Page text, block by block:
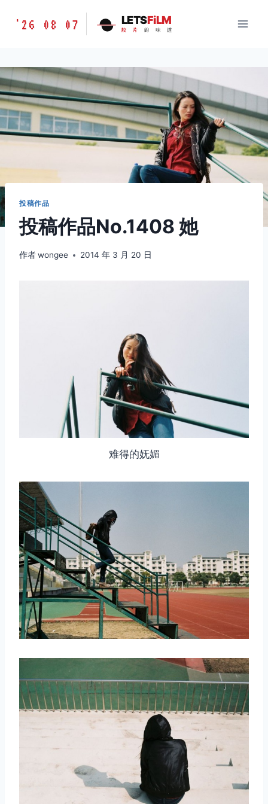
胶
味
道
LETSFILM
'26 08 07 LETSFiLM
胶 片 的 味 道
投稿作品
投稿作品No.1408 她
作者wongee 2014 年 3 月 20 日
难得的妩媚